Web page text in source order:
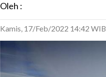
Oleh :
Kamis, 17/Feb/2022 14:42 WIB